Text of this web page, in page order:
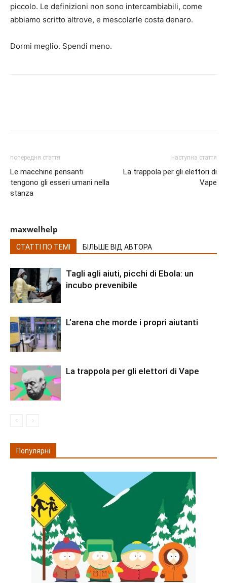
piccolo. Le definizioni non sono intercambiabili, come
abbiamo scritto altrove, e mescolarle costa denaro.
Dormi meglio. Spendi meno.
попередня стаття
Le macchine pensanti
tengono gli esseri umani nella
stanza
наступна стаття
La trappola per gli elettori di
Vape
maxwelhelp
СТАТТІ ПО ТЕМІ БІЛЬШЕ ВІД АВТОРА
Tagli agli aiuti, picchi di Ebola: un
incubo prevenibile
L’arena che morde i propri aiutanti
La trappola per gli elettori di Vape
Популярні